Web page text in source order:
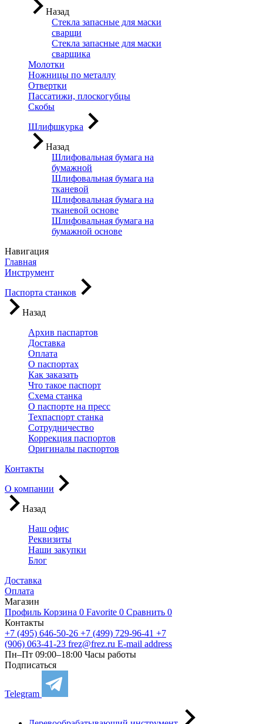
Назад
Стекла запасные для маски
сварщи
Стекла запасные для маски
сварщика
Молотки
Ножницы по металлу
Отвертки
Пассатижи, плоскогубцы
Скобы
Шлифшкурка
Назад
Шлифовальная бумага на
бумажной
Шлифовальная бумага на
тканевой
Шлифовальная бумага на
тканевой основе
Шлифовальная бумага на
бумажной основе
Навигация
Главная
Инструмент
Паспорта станков
Назад
Архив паспартов
Доставка
Оплата
О паспортах
Как заказать
Что такое паспорт
Схема станка
О паспорте на пресс
Техпаспорт станка
Сотрудничество
Коррекция паспортов
Оригиналы паспортов
Контакты
О компании
Назад
Наш офис
Реквизиты
Наши закупки
Блог
Доставка
Оплата
Магазин
Профиль Корзина 0 Favorite 0 Сравнить 0
Контакты
+7 (495) 646-50-26 +7 (499) 729-96-41 +7
(906) 063-41-23 frez@frez.ru E-mail address
Пн–Пт 09:00–18:00 Часы работы
Подписаться
Telegram